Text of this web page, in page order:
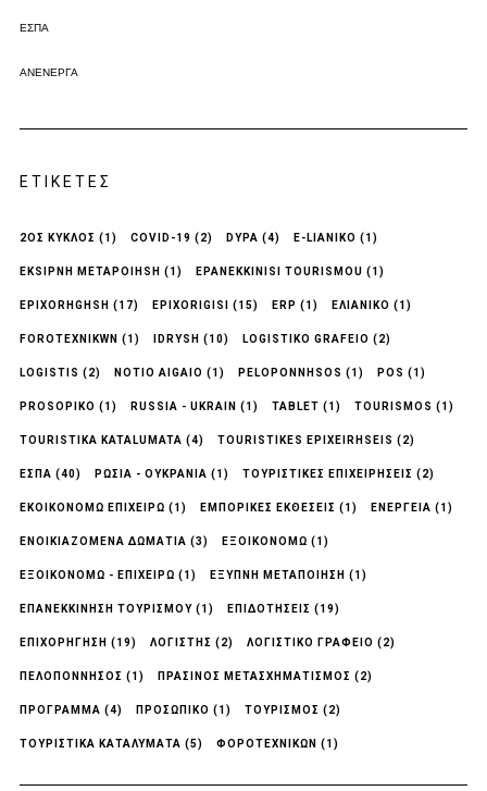
ΕΣΠΑ
ΑΝΕΝΕΡΓΆ
ΕΤΙΚΈΤΕΣ
2ΟΣ ΚΥΚΛΟΣ (1) COVID-19 (2) DYPA (4) E-LIANIKO (1)
EKSIPNH METAPOIHSH (1) EPANEKKINISI TOURISMOU (1)
EPIXORHGHSH (17) EPIXORIGISI (15) ERP (1) EΛΙΑΝΙΚΟ (1)
FOROTEXNIKWN (1) IDRYSH (10) LOGISTIKO GRAFEIO (2)
LOGISTIS (2) NOTIO AIGAIO (1) PELOPONNHSOS (1) POS (1)
PROSOPIKO (1) RUSSIA - UKRAIN (1) TABLET (1) TOURISMOS (1)
TOURISTIKA KATALUMATA (4) TOURISTIKES EPIXEIRHSEIS (2)
ΕΣΠΑ (40) ΡΩΣΊΑ - ΟΥΚΡΑΝΊΑ (1) ΤΟΥΡΙΣΤΙΚΈΣ ΕΠΙΧΕΙΡΉΣΕΙΣ (2)
ΕΚΟΙΚΟΝΟΜΩ ΕΠΙΧΕΙΡΩ (1) ΕΜΠΟΡΙΚΈΣ ΕΚΘΈΣΕΙΣ (1) ΕΝΈΡΓΕΙΑ (1)
ΕΝΟΙΚΙΑΖΟΜΕΝΑ ΔΩΜΑΤΙΑ (3) ΕΞΟΙΚΟΝΟΜΏ (1)
ΕΞΟΙΚΟΝΟΜΏ - ΕΠΙΧΕΙΡΏ (1) ΕΞΥΠΝΗ ΜΕΤΑΠΟΙΗΣΗ (1)
ΕΠΑΝΕΚΚΙΝΗΣΗ ΤΟΥΡΙΣΜΟΥ(1) ΕΠΙΔΟΤΗΣΕΙΣ (19)
ΕΠΙΧΟΡΉΓΗΣΗ (19) ΛΟΓΙΣΤΉΣ (2) ΛΟΓΙΣΤΙΚΌ ΓΡΑΦΕΊΟ (2)
ΠΕΛΟΠΟΝΝΗΣΟΣ (1) ΠΡΆΣΙΝΟΣ ΜΕΤΑΣΧΗΜΑΤΙΣΜΌΣ (2)
ΠΡΟΓΡΑΜΜΑ (4) ΠΡΟΣΩΠΙΚΟ (1) ΤΟΥΡΙΣΜΟΣ (2)
ΤΟΥΡΙΣΤΙΚΑ ΚΑΤΑΛΥΜΑΤΑ (5) ΦΟΡΟΤΕΧΝΙΚΩΝ (1)